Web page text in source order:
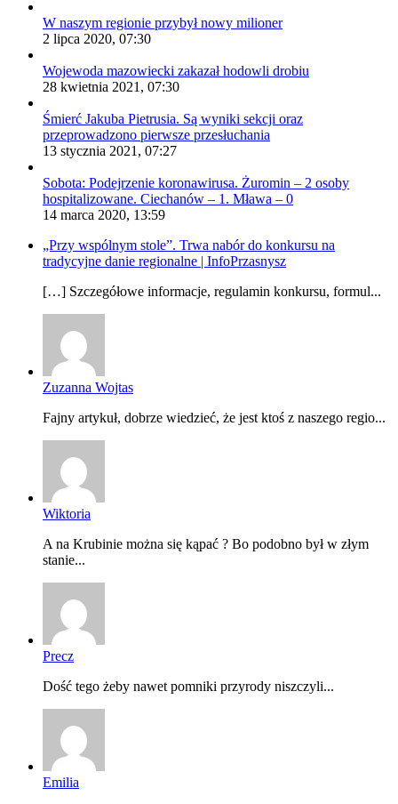
W naszym regionie przybył nowy milioner
2 lipca 2020, 07:30
Wojewoda mazowiecki zakazał hodowli drobiu
28 kwietnia 2021, 07:30
Śmierć Jakuba Pietrusia. Są wyniki sekcji oraz
przeprowadzono pierwsze przesłuchania
13 stycznia 2021, 07:27
Sobota: Podejrzenie koronawirusa. Żuromin – 2 osoby
hospitalizowane. Ciechanów – 1. Mława – 0
14 marca 2020, 13:59
„Przy wspólnym stole”. Trwa nabór do konkursu na
tradycyjne danie regionalne | InfoPrzasnysz
[…] Szczegółowe informacje, regulamin konkursu, formul...
Zuzanna Wojtas
Fajny artykuł, dobrze wiedzieć, że jest ktoś z naszego regio...
Wiktoria
A na Krubinie można się kąpać ? Bo podobno był w złym
stanie...
Precz
Dość tego żeby nawet pomniki przyrody niszczyli...
Emilia